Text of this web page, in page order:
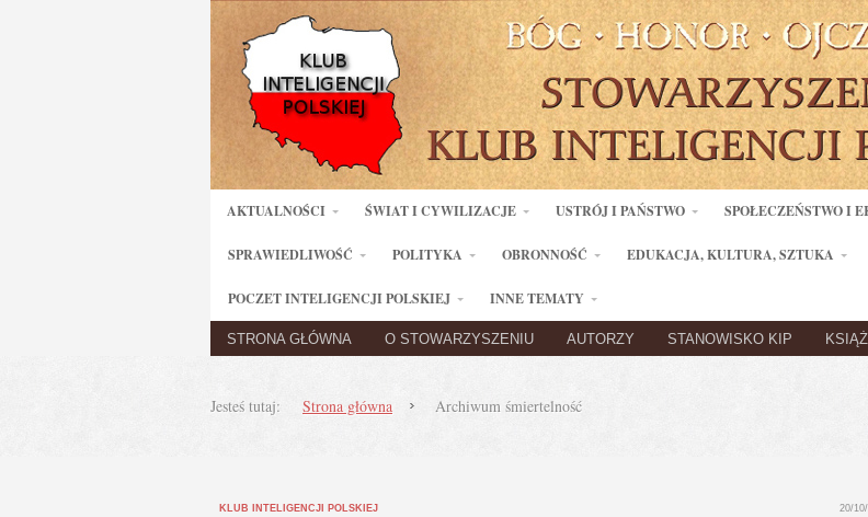
AKTUALNOŚCI ŚWIAT I CYWILIZACJE USTRÓJ I PAŃSTWO SPOŁECZEŃSTWO I
SPRAWIEDLIWOŚĆ POLITYKA OBRONNOŚĆ EDUKACJA, KULTURA, SZTUKA
POCZET INTELIGENCJI POLSKIEJ INNE TEMATY
STRONA GŁÓWNA O STOWARZYSZENIU AUTORZY STANOWISKO KIP
Jesteś tutaj: Strona główna Archiwum śmiertelność
KLUB INTELIGENCJI POLSKIEJ 20/